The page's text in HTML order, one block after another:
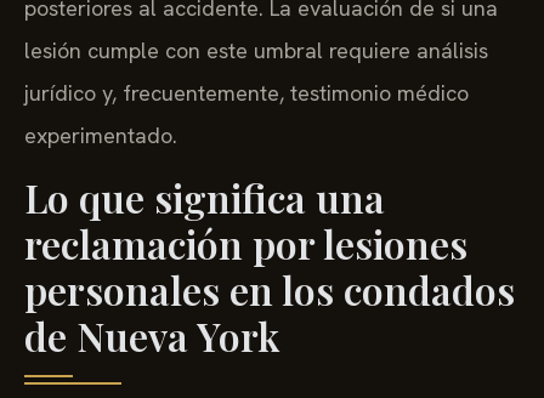
posteriores al accidente. La evaluación de si una
lesión cumple con este umbral requiere análisis
jurídico y, frecuentemente, testimonio médico
experimentado.
Lo que significa una
reclamación por lesiones
personales en los condados
de Nueva York